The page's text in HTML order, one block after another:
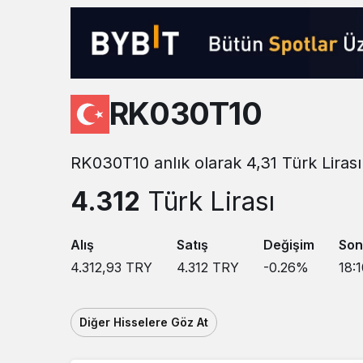
RK030T10
RK030T10 anlık olarak 4,31 Türk
4.312 Türk Lirası
Alış
4.312,93 TRY
Satış
4.312 TRY
Değişim
-0.26%
Diğer Hisselere Göz At